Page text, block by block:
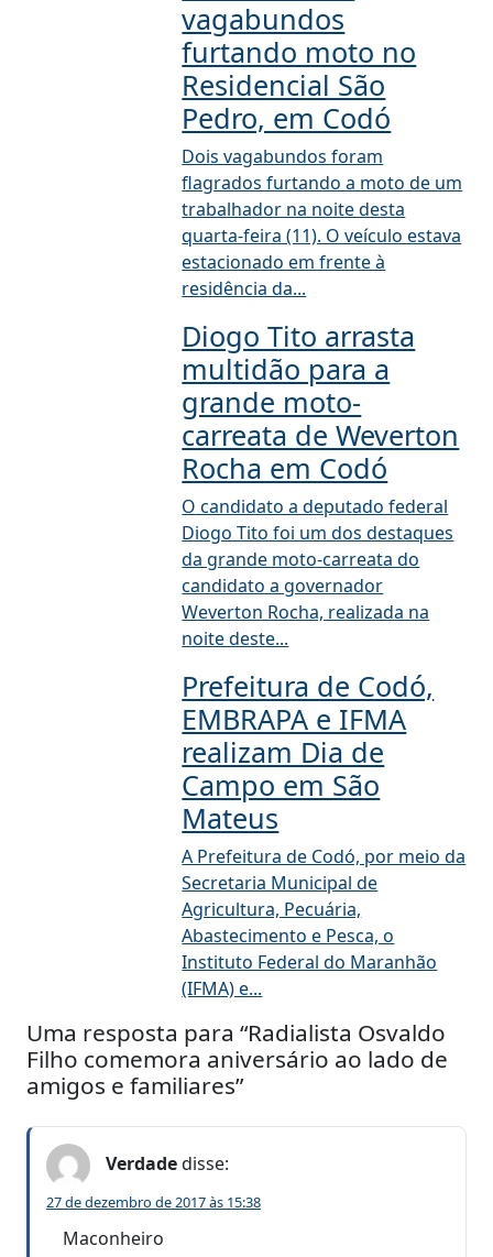
vagabundos
furtando moto no
Residencial São
Pedro, em Codó
Dois vagabundos foram
flagrados furtando a moto de um
trabalhador na noite desta
quarta-feira (11). O veículo estava
estacionado em frente à
residência da...
Diogo Tito arrasta
multidão para a
grande moto-
carreata de Weverton
Rocha em Codó
O candidato a deputado federal
Diogo Tito foi um dos destaques
da grande moto-carreata do
candidato a governador
Weverton Rocha, realizada na
noite deste...
Prefeitura de Codó,
EMBRAPA e IFMA
realizam Dia de
Campo em São
Mateus
A Prefeitura de Codó, por meio da
Secretaria Municipal de
Agricultura, Pecuária,
Abastecimento e Pesca, o
Instituto Federal do Maranhão
(IFMA) e...
Uma resposta para “Radialista Osvaldo
Filho comemora aniversário ao lado de
amigos e familiares”
Verdadedisse:
27 de dezembro de 2017 às 15:38
Maconheiro